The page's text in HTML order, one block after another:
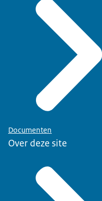
Documenten
Over deze site